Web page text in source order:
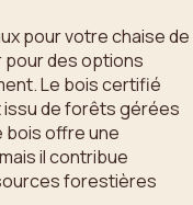
pour votre chaise de
pour des options
Le bois certifié
issu de forêts gérées
bois offre une
il contribue
forestières